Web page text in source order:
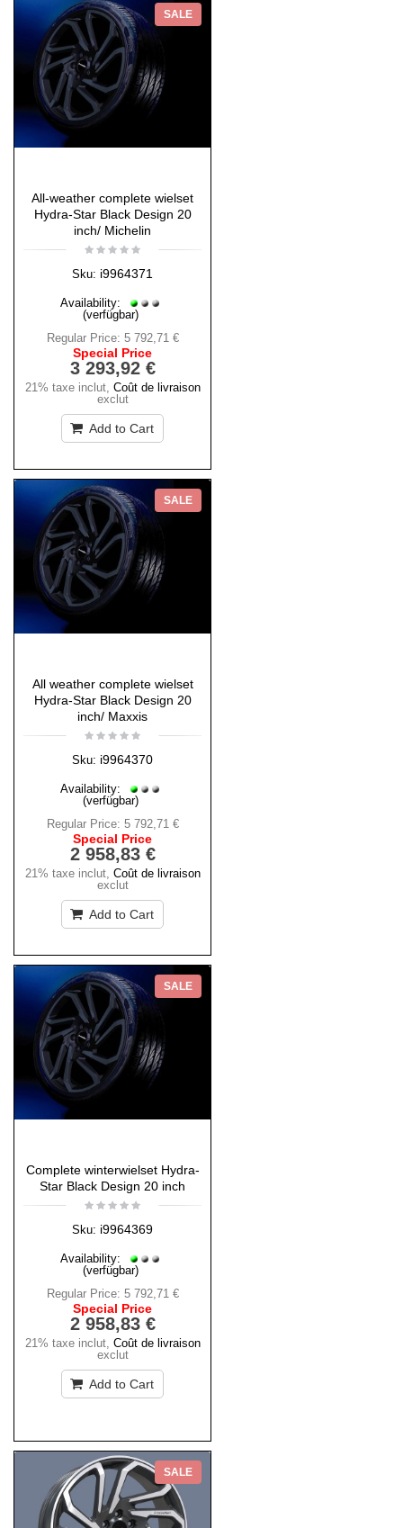
SALE
All-weather complete wielset
Hydra-Star Black Design 20
inch/ Michelin
Sku: i9964371
Availability:
(verfügbar)
Regular Price: 5 792,71 €
Special Price
3 293,92 €
21% taxe inclut, Coût de livraison
exclut
Add to Cart
SALE
All weather complete wielset
Hydra-Star Black Design 20
inch/ Maxxis
Sku: i9964370
Availability:
(verfügbar)
Regular Price: 5 792,71 €
Special Price
2 958,83 €
21% taxe inclut, Coût de livraison
exclut
Add to Cart
SALE
Complete winterwielset Hydra-
Star Black Design 20 inch
Sku: i9964369
Availability:
(verfügbar)
Regular Price: 5 792,71 €
Special Price
2 958,83 €
21% taxe inclut, Coût de livraison
exclut
Add to Cart
SALE